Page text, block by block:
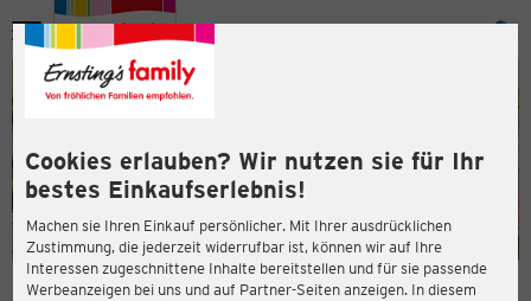
Cookies erlauben? Wir nutzen sie für Ihr
bestes Einkaufserlebnis!
Machen sie Ihren Einkauf persönlicher. Mit Ihrer ausdrücklichen
Zustimmung, die jederzeit widerrufbar ist, können wir auf Ihre
Interessen zugeschnittene Inhalte bereitstellen und für sie passende
Werbeanzeigen bei uns und auf Partner-Seiten anzeigen. In diesem
Menü